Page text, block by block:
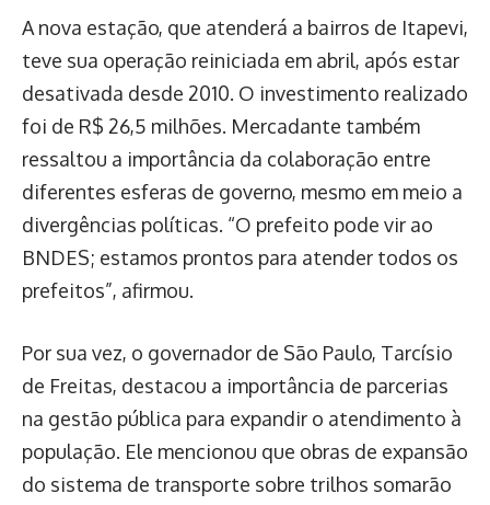
A nova estação, que atenderá a bairros de Itapevi,
teve sua operação reiniciada em abril, após estar
desativada desde 2010. O investimento realizado
foi de R$ 26,5 milhões. Mercadante também
ressaltou a importância da colaboração entre
diferentes esferas de governo, mesmo em meio a
divergências políticas. “O prefeito pode vir ao
BNDES; estamos prontos para atender todos os
prefeitos”, afirmou.
Por sua vez, o governador de São Paulo, Tarcísio
de Freitas, destacou a importância de parcerias
na gestão pública para expandir o atendimento à
população. Ele mencionou que obras de expansão
do sistema de transporte sobre trilhos somarão